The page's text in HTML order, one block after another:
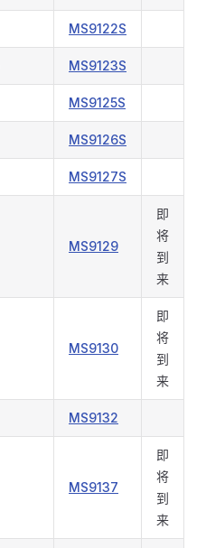
MS9122S
MS9123S
MS9125S
MS9126S
MS9127S
MS9129
即
将
到
来
MS9130
即
将
到
来
MS9132
MS9137
即
将
到
来